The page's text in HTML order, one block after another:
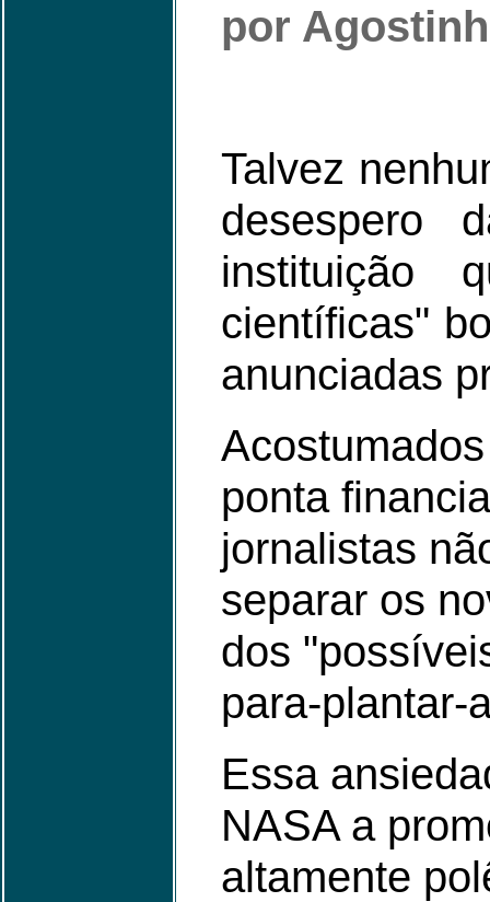
por
Talvez
desespero
instituição
científicas"
anunciadas
ponta
jornalistas
separar os
dos
para-plantar-
Essa
NASA a
altamente